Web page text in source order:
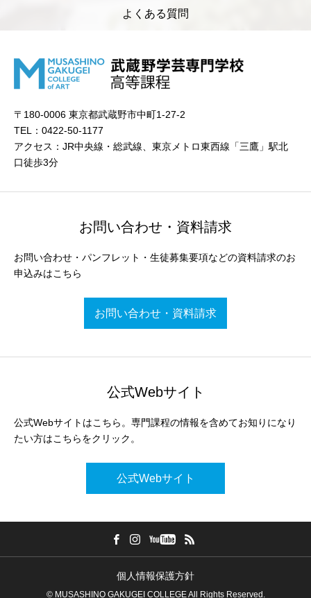
よくある質問
〒180-0006 東京都武蔵野市中町1-27-2
TEL：0422-50-1177
アクセス：JR中央線・総武線、東京メトロ東西線「三鷹」駅北
口徒歩3分
お問い合わせ・資料請求
お問い合わせ・パンフレット・生徒募集要項などの資料請求のお
申込みはこちら
お問い合わせ・資料請求
公式Webサイト
公式Webサイトはこちら。専門課程の情報を含めてお知りになり
たい方はこちらをクリック。
公式Webサイト
個人情報保護方針
© MUSASHINO GAKUGEI COLLEGE All Rights Reserved.